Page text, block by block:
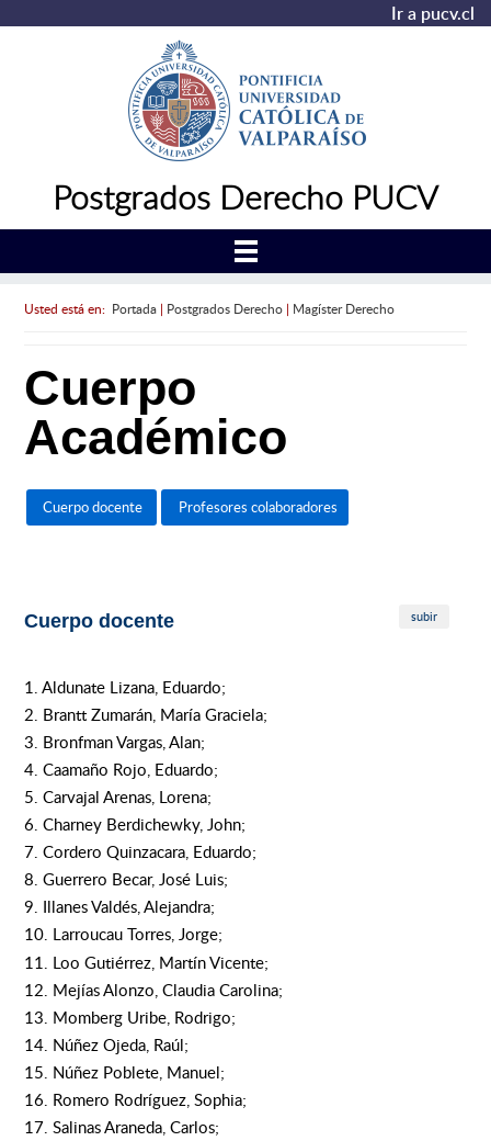
Ir a pucv.cl
Postgrados Derecho PUCV
Usted está en: Portada| Postgrados Derecho| Magíster Derecho
Cuerpo
Académico
Cuerpo docente Profesores colaboradores
Cuerpo docente subir
1. Aldunate Lizana, Eduardo;
2. Brantt Zumarán, María Graciela;
3. Bronfman Vargas, Alan;
4. Caamaño Rojo, Eduardo;
5. Carvajal Arenas, Lorena;
6. Charney Berdichewky, John;
7. Cordero Quinzacara, Eduardo;
8. Guerrero Becar, José Luis;
9. Illanes Valdés, Alejandra;
10. Larroucau Torres, Jorge;
11. Loo Gutiérrez, Martín Vicente;
12. Mejías Alonzo, Claudia Carolina;
13. Momberg Uribe, Rodrigo;
14. Núñez Ojeda, Raúl;
15. Núñez Poblete, Manuel;
16. Romero Rodríguez, Sophia;
17. Salinas Araneda, Carlos;